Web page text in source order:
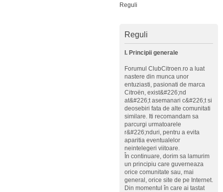
Reguli
Reguli
I. Principii generale
Forumul ClubCitroen.ro a luat
nastere din munca unor
entuziasti, pasionati de marca
Citroën, exist&#226;nd
at&#226;t asemanari c&#226;t si
deosebiri fata de alte comunitati
similare. Iti recomandam sa
parcurgi urmatoarele
r&#226;nduri, pentru a evita
aparitia eventualelor
neintelegeri viitoare.
În continuare, dorim sa lamurim
un principiu care guverneaza
orice comunitate sau, mai
general, orice site de pe Internet.
Din momentul în care ai tastat